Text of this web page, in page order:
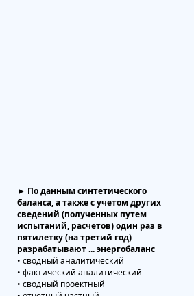
► По данным синтетического
баланса, а также с учетом других
сведений (полученных путем
испытаний, расчетов) один раз в
пятилетку (на третий год)
разрабатывают ... энергобаланс
• сводный аналитический
• фактический аналитический
• сводный проектный